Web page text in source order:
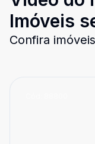
Imóveis
Confira